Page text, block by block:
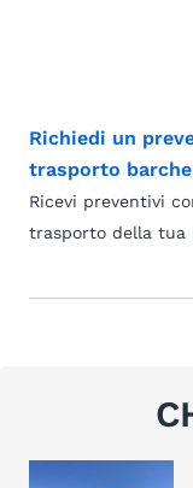
Richiedi un
trasporto barche
Ricevi preventivi
trasporto della tua